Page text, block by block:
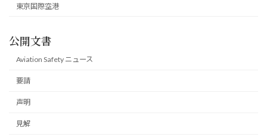
東京国際空港
公開文書
Aviation Safety ニュース
要請
声明
見解